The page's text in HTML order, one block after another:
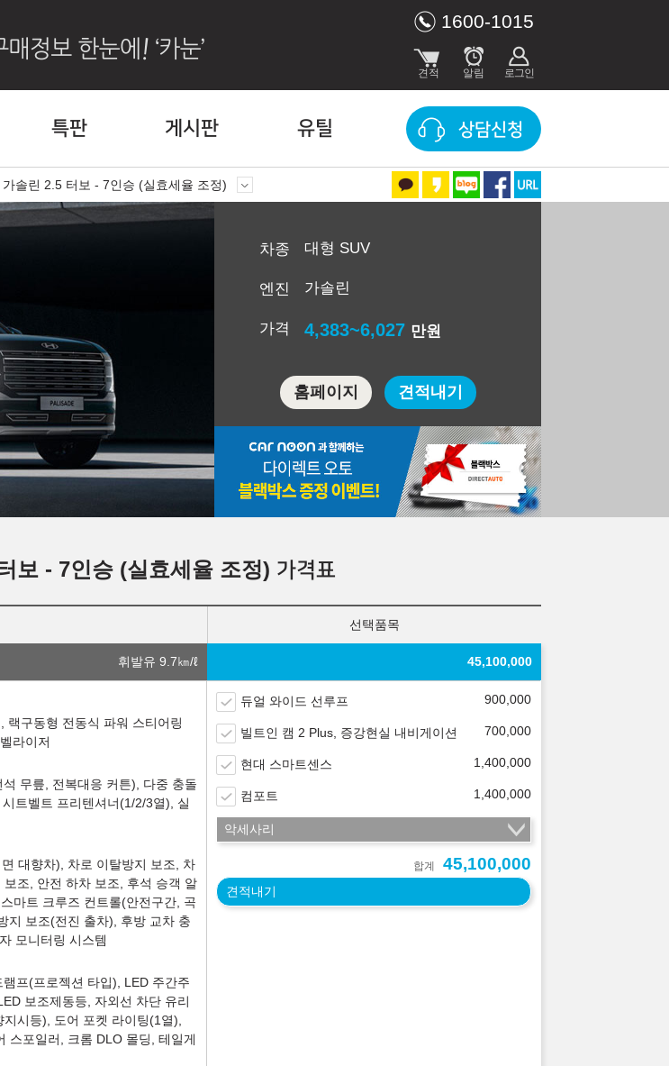
1600-1015
특판 게시판 유틸 상담신청
솔린 2.5 터보 - 7인승 (실효세율 조정)
차종 대형 SUV
엔진 가솔린
가격 4,383~6,027 만원
홈페이지 견적내기
보 - 7인승 (실효세율 조정) 가격표
선택품목
휘발유 9.7㎞/ℓ 45,100,000
랙구동형 전동식 파워 스티어링
라이저
무릎, 전복대응 커튼), 다중 충돌
트벨트 프리텐셔너(1/2/3열), 실
대향차), 차로 이탈방지 보조, 차
조, 안전 하차 보조, 후석 승객 알
마트 크루즈 컨트롤(안전구간, 곡
지 보조(전진 출차), 후방 교차 충
모니터링 시스템
프(프로젝션 타입), LED 주간주
보조제동등, 자외선 차단 유리
시등), 도어 포켓 라이팅(1열),
스포일러, 크롬 DLO 몰딩, 테일게
듀얼 와이드 선루프 900,000
빌트인 캠 2 Plus, 증강현실 내비게이션 700,000
현대 스마트센스 1,400,000
컴포트 1,400,000
악세사리
합계 45,100,000
견적내기